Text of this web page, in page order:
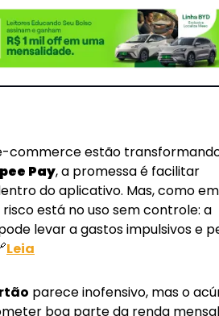
commerce estão
Pay, a promessa é facilitar
do aplicativo. Mas, como em
está no uso sem controle: a
levar a gastos impulsivos e
Leia
parece inofensivo, mas o
boa parte da renda